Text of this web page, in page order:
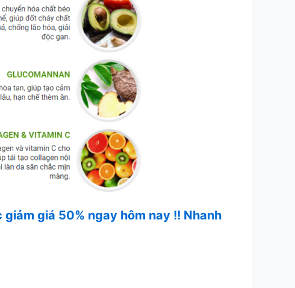
giá 50% ngay hôm nay !! Nhanh